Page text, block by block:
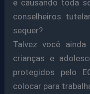
e causando toda
conselheiros
sequer?
Talvez você
crianças e
protegidos pelo
colocar para